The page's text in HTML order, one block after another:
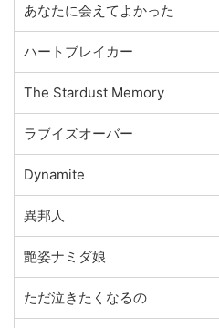
あなたに会えてよかった
ハートブレイカー
The Stardust Memory
ラブイズオーバー
Dynamite
異邦人
艶姿ナミダ娘
ただ泣きたくなるの